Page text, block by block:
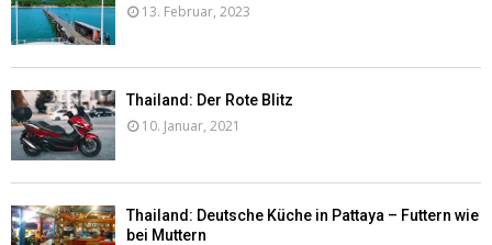
13. Februar, 2023
Thailand: Der Rote Blitz
10. Januar, 2021
Thailand: Deutsche Küche in Pattaya – Futtern wie
bei Muttern